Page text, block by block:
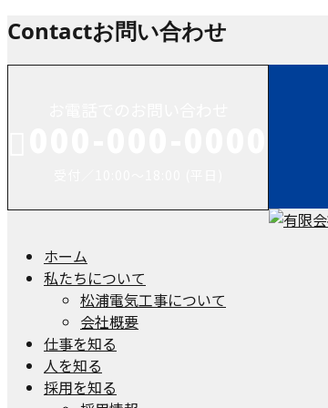
Contactお問い合わせ
ホーム
私たちについて
松浦電気工事について
会社概要
仕事を知る
人を知る
採用を知る